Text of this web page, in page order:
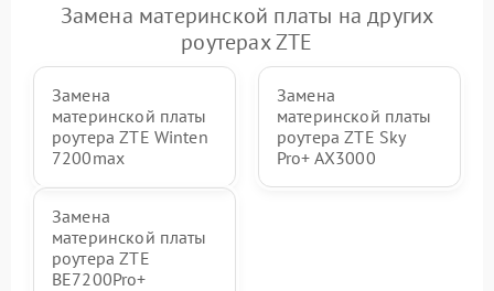
Замена материнской платы на других
роутерах ZTE
Замена
материнской платы
роутера ZTE Winten
7200max
Замена
материнской платы
роутера ZTE Sky
Pro+ AX3000
Замена
материнской платы
роутера ZTE
BE7200Pro+